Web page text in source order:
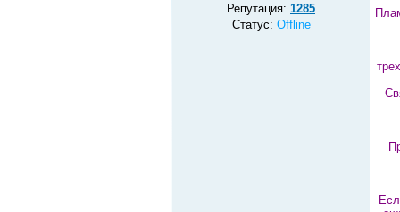
Репутация: 1285
Статус: Offline